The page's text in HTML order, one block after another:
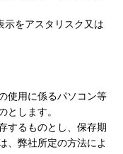
示をアスタリスク又は
使用に係るパソコン等
とします。
するものとし、保存期
、弊社所定の方法によ